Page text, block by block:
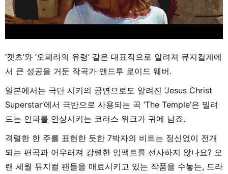
‘캣츠’와 ‘오페라의 유령’ 같은 대표작으로 알려져 뮤지컬계에
서 큰 성공을 거둔 작곡가 앤드루 로이드 웨버.
일본에서는 극단 시키의 공연으로도 알려진 ‘Jesus Christ
Superstar’에서 극반으로 사용되는 곡 ‘The Temple’은 밀려
드는 인파를 연상시키는 코러스 워크가 귀에 남죠.
격렬한 한 주를 표현한 듯한 7박자의 비트는 정신없이 전개
되는 편곡과 어우러져 강렬한 임팩트를 선사하지 않나요? 오
랜 세월 뮤지컬 팬들을 매료시키고 있는 작품을 수놓는, 드라